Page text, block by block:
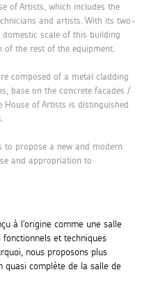
of Artists, which includes the
and artists. With its two-
scale of this building
of the rest of the equipment.
composed of a metal cladding
base on the concrete facades /
House of Artists is distinguished
propose a new and modern
and appropriation to
à l'origine comme une salle
et techniques
nous proposons plus
complète de la salle de